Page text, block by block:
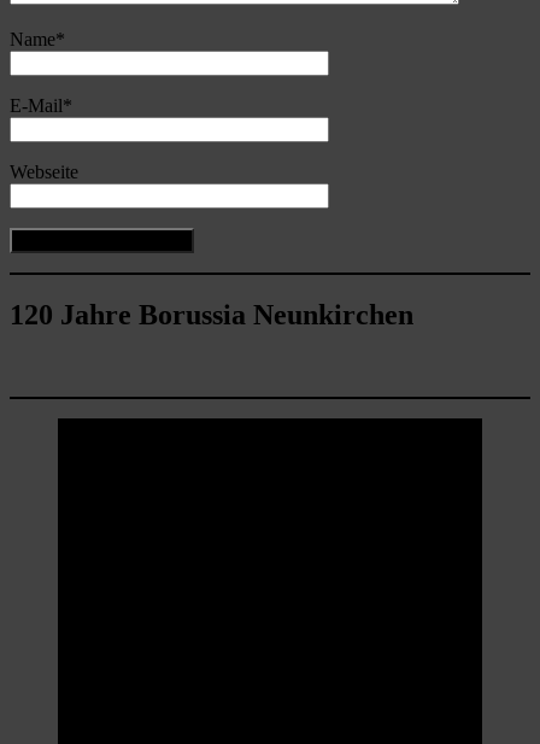
Name*
E-Mail*
Webseite
120 Jahre Borussia Neunkirchen